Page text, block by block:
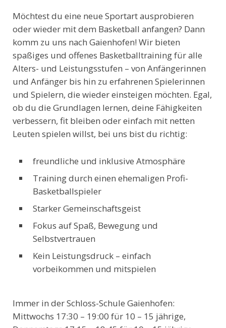
Möchtest du eine neue Sportart ausprobieren
oder wieder mit dem Basketball anfangen? Dann
komm zu uns nach Gaienhofen! Wir bieten
spaßiges und offenes Basketballtraining für alle
Alters- und Leistungsstufen – von Anfängerinnen
und Anfänger bis hin zu erfahrenen Spielerinnen
und Spielern, die wieder einsteigen möchten. Egal,
ob du die Grundlagen lernen, deine Fähigkeiten
verbessern, fit bleiben oder einfach mit netten
Leuten spielen willst, bei uns bist du richtig:
freundliche und inklusive Atmosphäre
Training durch einen ehemaligen Profi-
Basketballspieler
Starker Gemeinschaftsgeist
Fokus auf Spaß, Bewegung und
Selbstvertrauen
Kein Leistungsdruck – einfach
vorbeikommen und mitspielen
Immer in der Schloss-Schule Gaienhofen:
Mittwochs 17:30 – 19:00 für 10 – 15 jährige,